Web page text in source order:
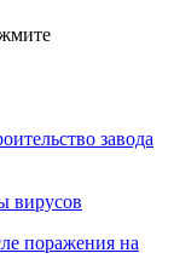
завода
вирусов
поражения на